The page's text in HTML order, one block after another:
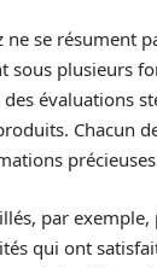
ne se résument
sous plusieurs
évaluations
Chacun
par
qui ont